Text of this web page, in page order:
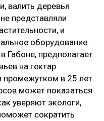
валить деревья
представляли
и
оборудование.
Габоне, предполагает
на гектар
промежутком в 25 лет.
может показаться
уверяют экологи,
сократить